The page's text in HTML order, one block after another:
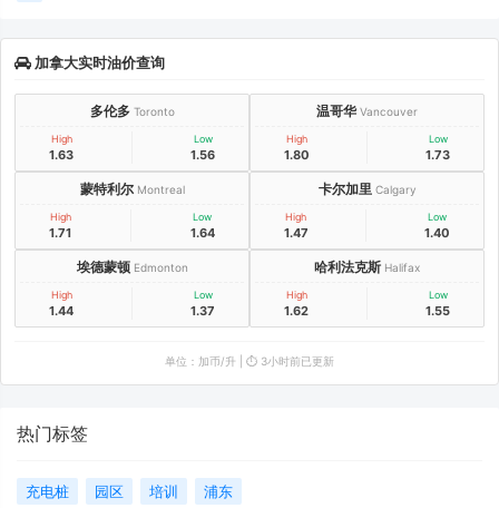
加拿大实时油价查询
多伦多 Toronto
High
1.63
Low
1.56
温哥华 Vancouver
High
1.80
Low
1.73
蒙特利尔 Montreal
High
1.71
Low
1.64
卡尔加里 Calgary
High
1.47
Low
1.40
埃德蒙顿 Edmonton
High
1.44
Low
1.37
哈利法克斯 Halifax
High
1.62
Low
1.55
单位：加币/升 | ⏱️ 3小时前已更新
热门标签
充电桩 园区 培训 浦东